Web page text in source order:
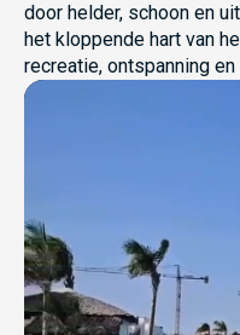
door helder, schoon en
het kloppende hart van
recreatie, ontspanning